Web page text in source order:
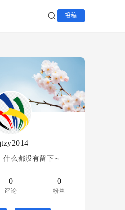
投稿
什么都没有留下～
0
评论
0
粉丝